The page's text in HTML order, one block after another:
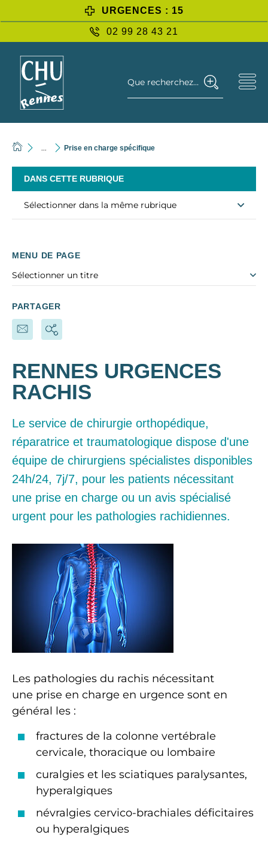
URGENCES : 15
02 99 28 43 21
Que recherchez-vous ?
... Prise en charge spécifique
DANS CETTE RUBRIQUE
Sélectionner dans la même rubrique
MENU DE PAGE
Sélectionner un titre
PARTAGER
RENNES URGENCES
RACHIS
Le service de chirurgie orthopédique,
réparatrice et traumatologique dispose d'une
équipe de chirurgiens spécialistes disponibles
24h/24, 7j/7, pour les patients nécessitant
une prise en charge ou un avis spécialisé
urgent pour les pathologies rachidiennes.
Les pathologies du rachis nécessitant
une prise en charge en urgence sont en
général les :
fractures de la colonne vertébrale
cervicale, thoracique ou lombaire
curalgies et les sciatiques paralysantes,
hyperalgiques
névralgies cervico-brachiales déficitaires
ou hyperalgiques